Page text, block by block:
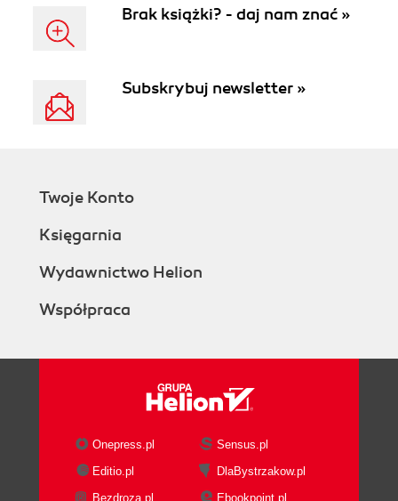
Brak książki? - daj nam znać »
Subskrybuj newsletter »
Twoje Konto
Księgarnia
Wydawnictwo Helion
Współpraca
Onepress.pl
Sensus.pl
Editio.pl
DlaBystrzakow.pl
Bezdroza.pl
Ebookpoint.pl